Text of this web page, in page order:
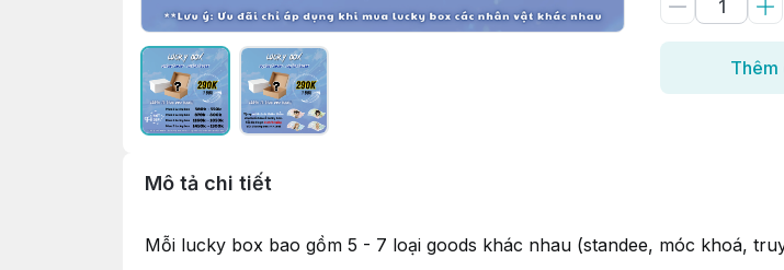
Thêm
Mô tả chi tiết
Mỗi lucky box bao gồm 5 - 7 loại goods khác nhau (standee, móc khoá,